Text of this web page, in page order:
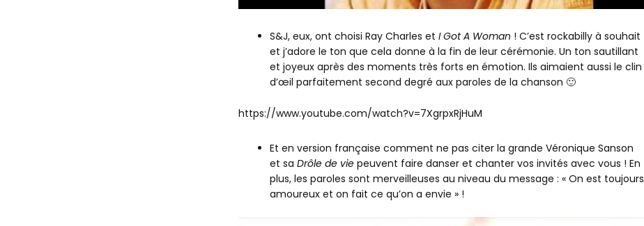
S&J, eux, ont choisi Ray Charles et I Got A Woman ! C’est rockabilly à souhait
et j’adore le ton que cela donne à la fin de leur cérémonie. Un ton sautillant
et joyeux après des moments très forts en émotion. Ils aimaient aussi le clin
d’œil parfaitement second degré aux paroles de la chanson 🙂
https://www.youtube.com/watch?v=7XgrpxRjHuM
Et en version française comment ne pas citer la grande Véronique Sanson
et sa Drôle de viepeuvent faire danser et chanter vos invités avec vous ! En
plus, les paroles sont merveilleuses au niveau du message : « On est toujours
amoureux et on fait ce qu’on a envie » !